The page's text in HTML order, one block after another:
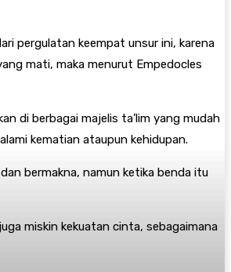
pergulatan keempat unsur ini, karena
mati, maka menurut Empedocles
di berbagai majelis ta’lim yang mudah
kematian ataupun kehidupan.
bermakna, namun ketika benda itu
miskin kekuatan cinta, sebagaimana